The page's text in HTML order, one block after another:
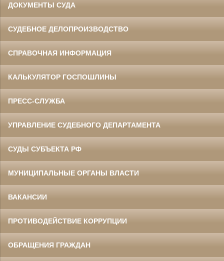
ДОКУМЕНТЫ СУДА
СУДЕБНОЕ ДЕЛОПРОИЗВОДСТВО
СПРАВОЧНАЯ ИНФОРМАЦИЯ
КАЛЬКУЛЯТОР ГОСПОШЛИНЫ
ПРЕСС-СЛУЖБА
УПРАВЛЕНИЕ СУДЕБНОГО ДЕПАРТАМЕНТА
СУДЫ СУБЪЕКТА РФ
МУНИЦИПАЛЬНЫЕ ОРГАНЫ ВЛАСТИ
ВАКАНСИИ
ПРОТИВОДЕЙСТВИЕ КОРРУПЦИИ
ОБРАЩЕНИЯ ГРАЖДАН